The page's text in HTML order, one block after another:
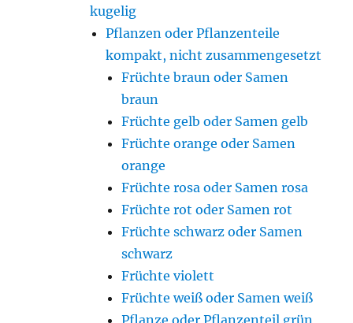
kugelig
Pflanzen oder Pflanzenteile
kompakt, nicht zusammengesetzt
Früchte braun oder Samen
braun
Früchte gelb oder Samen gelb
Früchte orange oder Samen
orange
Früchte rosa oder Samen rosa
Früchte rot oder Samen rot
Früchte schwarz oder Samen
schwarz
Früchte violett
Früchte weiß oder Samen weiß
Pflanze oder Pflanzenteil grün